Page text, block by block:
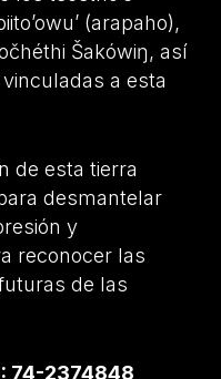
(arapaho),
Šakówiŋ, así
a esta
de esta tierra
desmantelar
y
reconocer las
de las
74-2374848